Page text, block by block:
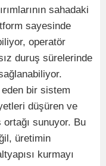
sahadaki
sayesinde
operatör
duruş sürelerinde
bir sistem
düşüren ve
sunuyor. Bu
üretimin
kurmayı